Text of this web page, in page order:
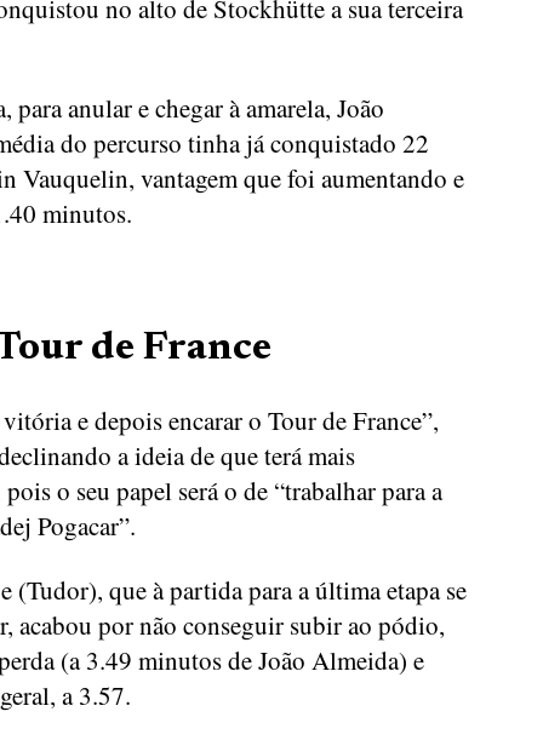
no alto de Stockhütte a sua terceira
anular e chegar à amarela, João
do percurso tinha já conquistado 22
Vauquelin, vantagem que foi aumentando e
minutos.
de France
e depois encarar o Tour de France”,
a ideia de que terá mais
o seu papel será o de “trabalhar para a
Pogacar”.
que à partida para a última etapa se
acabou por não conseguir subir ao pódio,
(a 3.49 minutos de João Almeida) e
a 3.57.